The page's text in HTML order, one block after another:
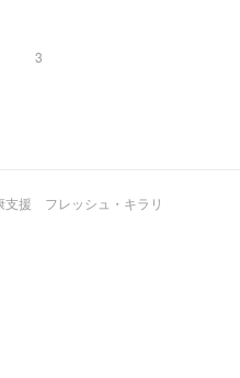
3
援 フレッシュ・キラリ